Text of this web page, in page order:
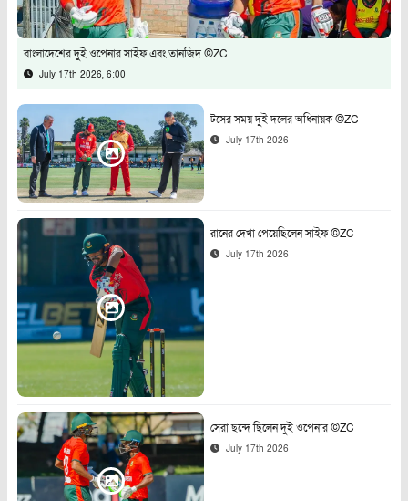
বাংলাদেশের দুই ওপেনার সাইফ এবং তানজিদ ©ZC
July 17th 2026, 6:00
টসের সময় দুই দলের অধিনায়ক ©ZC
July 17th 2026
রানের দেখা পেয়েছিলেন সাইফ ©ZC
July 17th 2026
সেরা ছন্দে ছিলেন দুই ওপেনার ©ZC
July 17th 2026